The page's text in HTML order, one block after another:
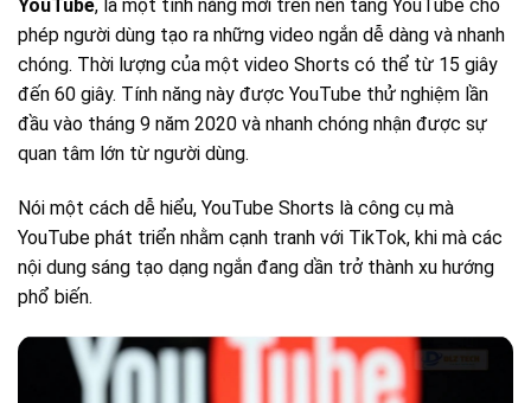
YouTube, là một tính năng mới trên nền tảng YouTube cho
phép người dùng tạo ra những video ngắn dễ dàng và nhanh
chóng. Thời lượng của một video Shorts có thể từ 15 giây
đến 60 giây. Tính năng này được YouTube thử nghiệm lần
đầu vào tháng 9 năm 2020 và nhanh chóng nhận được sự
quan tâm lớn từ người dùng.
Nói một cách dễ hiểu, YouTube Shorts là công cụ mà
YouTube phát triển nhằm cạnh tranh với TikTok, khi mà các
nội dung sáng tạo dạng ngắn đang dần trở thành xu hướng
phổ biến.